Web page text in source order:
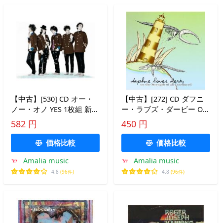
【中古】[530] CD オー・
ノー・オノ YES 1枚組 新品
ケース交換 送料無料
582 円
価格比較
Amalia music
4.8 (96件)
【中古】[272] CD ダフニ
ー・ラブズ・ダービー On
The Strength Of All
Convinced 1枚組 特典なし
新品ケース交換 送料無料
450 円
価格比較
Amalia music
4.8 (96件)